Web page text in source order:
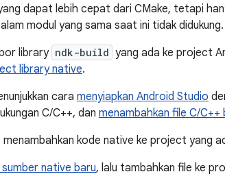
dapat lebih cepat dari CMake, tetapi
modul yang sama saat ini tidak didukung.
library ndk-build yang ada ke project
library native.
cara menyiapkan Android Studio
C/C++, dan menambahkan file C/C++
menambahkan kode native ke project yang
native baru, lalu tambahkan file ke